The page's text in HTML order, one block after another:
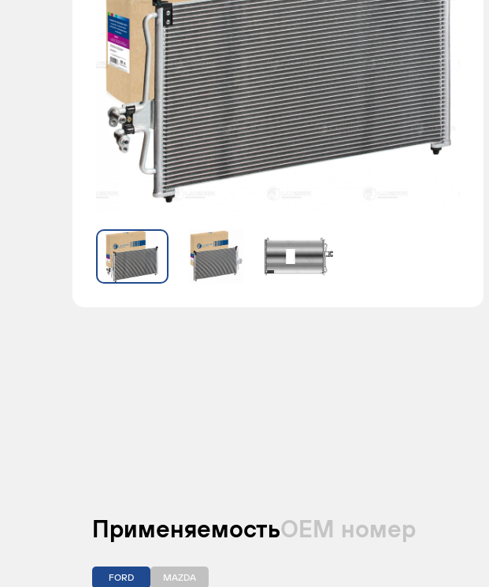
ПрименяемостьОЕМ номер
FORD MAZDA